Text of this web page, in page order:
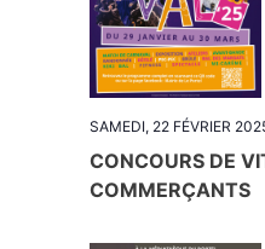
CONCOURS DE
COMMERÇANTS
SAMEDI, 22 FÉVRIER